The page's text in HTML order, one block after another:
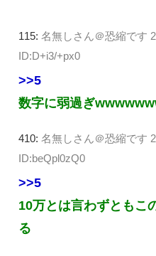
115: 名無しさん＠恐縮です
ID:D+i3/+px0
>>5
数字に弱過ぎ
410: 名無しさん＠恐縮です
ID:beQpl0zQ0
>>5
10万とは言わずともこ
る